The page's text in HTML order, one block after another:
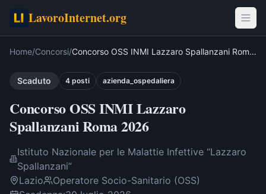
LavoroInternet.org
Home/Concorsi/Concorso OSS INMI Lazzaro Spallanzani Roma
Scaduto
4 posti azienda_ospedaliera
Concorso OSS INMI Lazzaro
Spallanzani Roma 2026
Istituto Nazionale per le Malattie Infettive “Lazzaro
Spallanzani”
Lazio
Operatore Socio-Sanitario (OSS)